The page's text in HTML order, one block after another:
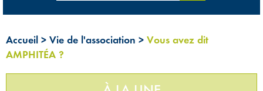
Accueil > Vie de l'association > Vous avez dit
AMPHITÉA ?